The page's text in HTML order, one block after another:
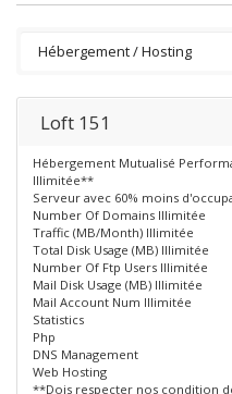
Loft 151
Hébergement Mutualisé
Illimitée**
Serveur avec 60% moins
Number Of Domains Illimitée
Traffic (MB/Month) Illimitée
Total Disk Usage (MB) Illimitée
Number Of Ftp Users Illimitée
Mail Disk Usage (MB) Illimitée
Mail Account Num Illimitée
Statistics
Php
DNS Management
Web Hosting
**Dois respecter nos condition